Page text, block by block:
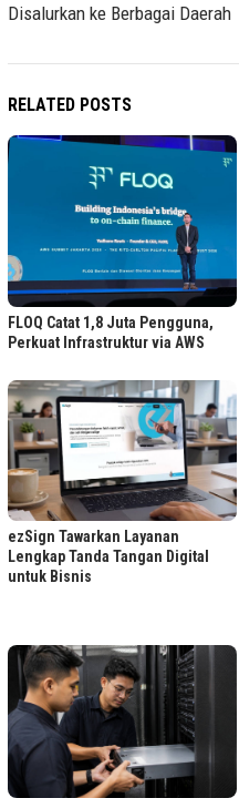
Disalurkan ke Berbagai Daerah
RELATED POSTS
FLOQ Catat 1,8 Juta Pengguna,
Perkuat Infrastruktur via AWS
ezSign Tawarkan Layanan
Lengkap Tanda Tangan Digital
untuk Bisnis